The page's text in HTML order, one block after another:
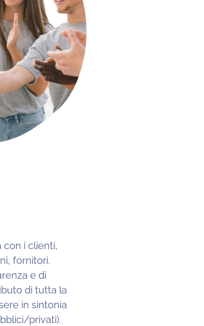
con i clienti,
fornitori.
e di
di tutta la
in sintonia
privati).